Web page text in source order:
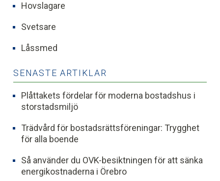
Hovslagare
Svetsare
Låssmed
SENASTE ARTIKLAR
Plåttakets fördelar för moderna bostadshus i
storstadsmiljö
Trädvård för bostadsrättsföreningar: Trygghet
för alla boende
Så använder du OVK-besiktningen för att sänka
energikostnaderna i Örebro